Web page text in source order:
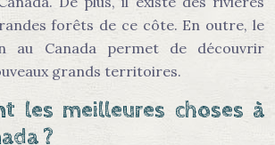
forêts de ce côte. En outre, le
au Canada permet de découvrir
grands territoires.
les meilleures choses à
?